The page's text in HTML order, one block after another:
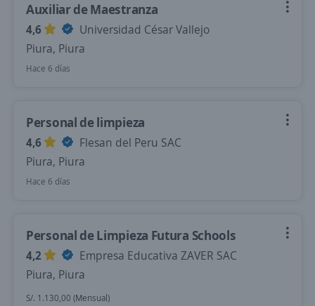
Auxiliar de Maestranza
4,6
Universidad César Vallejo
Piura, Piura
Hace 6 días
Personal de limpieza
4,6
Flesan del Peru SAC
Piura, Piura
Hace 6 días
Personal de Limpieza Futura Schools
4,2
Empresa Educativa ZAVER SAC
Piura, Piura
S/. 1.130,00 (Mensual)